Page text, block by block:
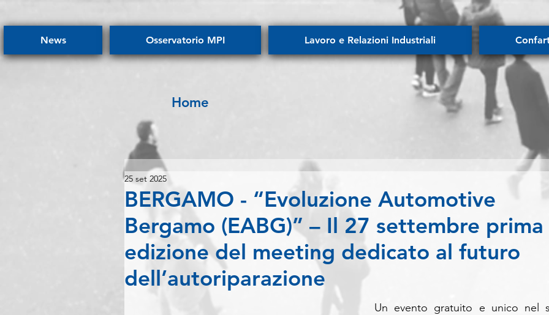
News Osservatorio MPI Lavoro e Relazioni Industriali
Home
BERGAMO - “Evoluzione Automotive
Bergamo (EABG)” – Il 27 settembre prima
edizione del meeting dedicato al futuro
dell’autoriparazione
25 set 2025
Un evento gratuito e unico nel